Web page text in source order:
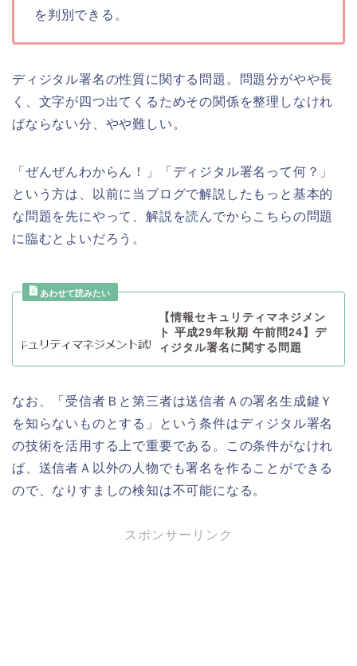
を判別できる。
ディジタル署名の性質に関する問題。問題分がやや長
く、文字が四つ出てくるためその関係を整理しなけれ
ばならない分、やや難しい。
「ぜんぜんわからん！」「ディジタル署名って何？」
という方は、以前に当ブログで解説したもっと基本的
な問題を先にやって、解説を読んでからこちらの問題
に臨むとよいだろう。
【情報セキュリティマネジメン
ト 平成29年秋期 午前問24】デ
ィジタル署名に関する問題
なお、「受信者Ｂと第三者は送信者Ａの署名生成鍵Ｙ
を知らないものとする」という条件はディジタル署名
の技術を活用する上で重要である。この条件がなけれ
ば、送信者Ａ以外の人物でも署名を作ることができる
ので、なりすましの検知は不可能になる。
スポンサーリンク